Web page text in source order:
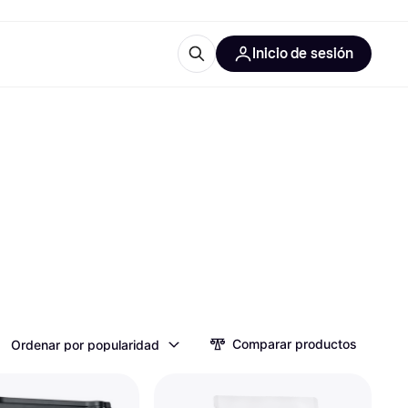
Inicio de sesión
Ordenar por popularidad Comparar productos